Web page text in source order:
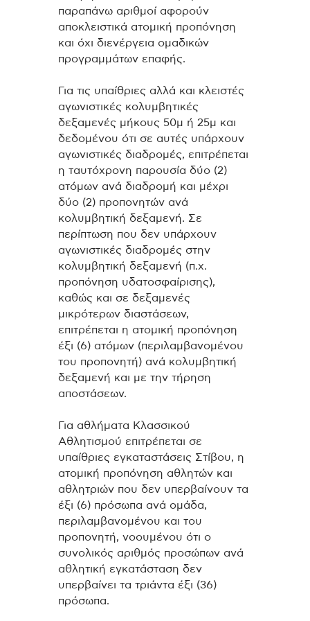
παραπάνω αριθμοί αφορούν
αποκλειστικά ατομική προπόνηση
και όχι διενέργεια ομαδικών
προγραμμάτων επαφής.
Για τις υπαίθριες αλλά και κλειστές
αγωνιστικές κολυμβητικές
δεξαμενές μήκους 50μ ή 25μ και
δεδομένου ότι σε αυτές υπάρχουν
αγωνιστικές διαδρομές, επιτρέπεται
η ταυτόχρονη παρουσία δύο (2)
ατόμων ανά διαδρομή και μέχρι
δύο (2) προπονητών ανά
κολυμβητική δεξαμενή. Σε
περίπτωση που δεν υπάρχουν
αγωνιστικές διαδρομές στην
κολυμβητική δεξαμενή (π.χ.
προπόνηση υδατοσφαίρισης),
καθώς και σε δεξαμενές
μικρότερων διαστάσεων,
επιτρέπεται η ατομική προπόνηση
έξι (6) ατόμων (περιλαμβανομένου
του προπονητή) ανά κολυμβητική
δεξαμενή και με την τήρηση
αποστάσεων.
Για αθλήματα Κλασσικού
Αθλητισμού επιτρέπεται σε
υπαίθριες εγκαταστάσεις Στίβου, η
ατομική προπόνηση αθλητών και
αθλητριών που δεν υπερβαίνουν τα
έξι (6) πρόσωπα ανά ομάδα,
περιλαμβανομένου και του
προπονητή, νοουμένου ότι ο
συνολικός αριθμός προσώπων ανά
αθλητική εγκατάσταση δεν
υπερβαίνει τα τριάντα έξι (36)
πρόσωπα.